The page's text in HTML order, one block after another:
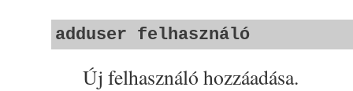
adduser felhasználó
Új felhasználó hozzáadása.